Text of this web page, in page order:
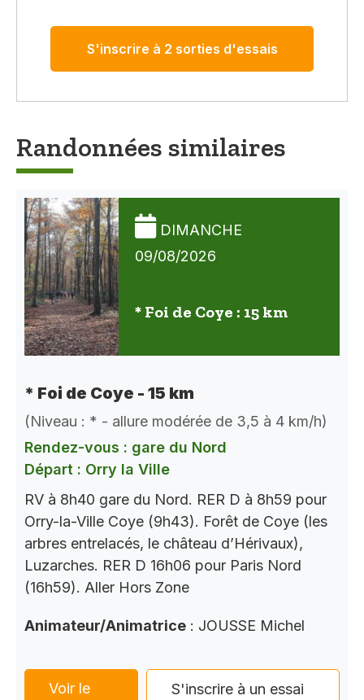
S'inscrire à 2 sorties d'essais
Randonnées similaires
DIMANCHE
09/08/2026
* Foi de Coye : 15 km
* Foi de Coye - 15 km
(Niveau : * - allure modérée de 3,5 à 4 km/h)
Rendez-vous : gare du Nord
Départ : Orry la Ville
RV à 8h40 gare du Nord. RER D à 8h59 pour
Orry-la-Ville Coye (9h43). Forêt de Coye (les
arbres entrelacés, le château d’Hérivaux),
Luzarches. RER D 16h06 pour Paris Nord
(16h59). Aller Hors Zone
Animateur/Animatrice : JOUSSE Michel
Voir le
S'inscrire à un essai